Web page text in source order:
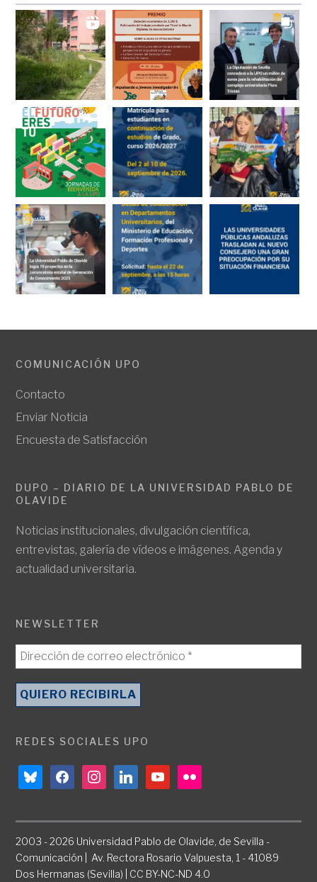
COMUNICACIÓN UPO
Contacto
Enviar Noticia
Encuesta de Satisfacción
DUPO – DIARIO DE LA UNIVERSIDAD PABLO DE
OLAVIDE
Noticias institucionales, divulgación científica,
entrevistas, galería de vídeos e imágenes. Agenda y
actualidad universitaria.
NEWSLETTER
REDES SOCIALES UPO
blueskyfacebookinstagramlinkedinyoutubeflickr
2003 - 2026 Universidad Pablo de Olavide, de Sevilla -
Comunicación | Av. Rectora Rosario Valpuesta, 1 - 41089
Dos Hermanas (Sevilla) | CC BY-NC-ND 4.0